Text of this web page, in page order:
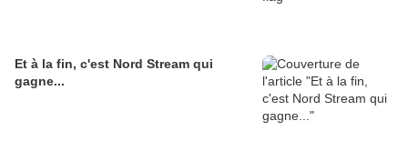
Et à la fin, c'est Nord Stream qui
gagne...